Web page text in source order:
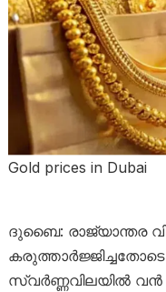
Gold prices in Dubai
ദുബൈ: രാജ്യാന്തര
സ്വർണ്ണവിലയിൽ വൻ